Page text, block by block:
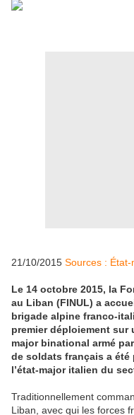
21/10/2015 Sources :
Le 14 octobre 2015, la
au Liban (FINUL) a
brigade alpine franco-
premier déploiement sur
major binational armé
de soldats français a
l’état-major italien du
Traditionnellement
Liban, avec qui les forces